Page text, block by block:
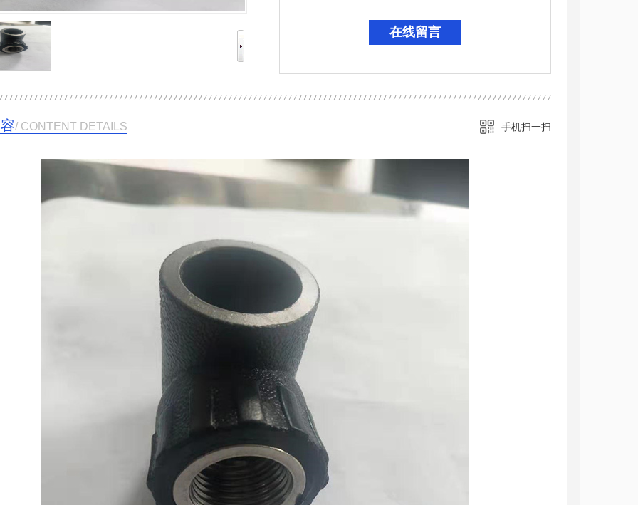
在线留言
/ CONTENT DETAILS 手机扫一扫